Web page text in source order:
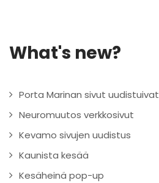
What's new?
Porta Marinan sivut uudistuivat
Neuromuutos verkkosivut
Kevamo sivujen uudistus
Kaunista kesää
Kesäheinä pop-up